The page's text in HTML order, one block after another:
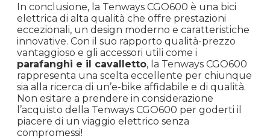
In conclusione, la Tenways CGO600 è una bici
elettrica di alta qualità che offre prestazioni
eccezionali, un design moderno e caratteristiche
innovative. Con il suo rapporto qualità-prezzo
vantaggioso e gli accessori utili come i
parafanghi e il cavalletto, la Tenways CGO600
rappresenta una scelta eccellente per chiunque
sia alla ricerca di un’e-bike affidabile e di qualità.
Non esitare a prendere in considerazione
l’acquisto della Tenways CGO600 per goderti il
piacere di un viaggio elettrico senza
compromessi!